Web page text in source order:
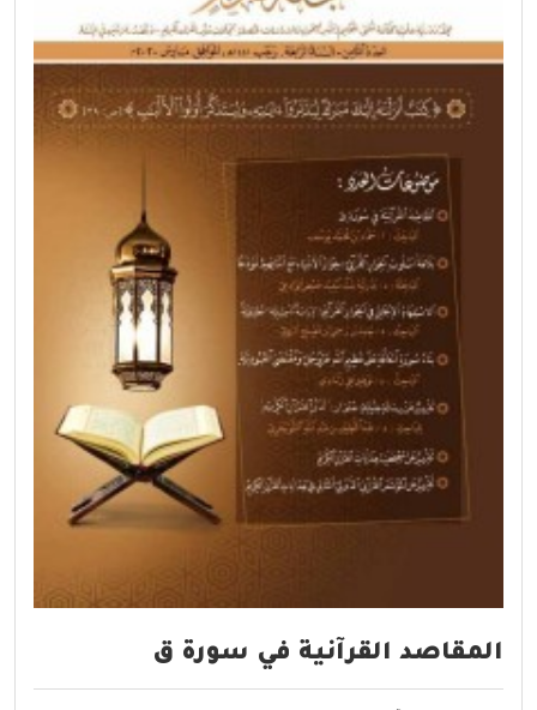
المقاصد القرآنية في سورة ق